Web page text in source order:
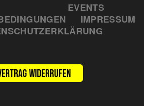
EVENTS
IMPRESSUM
widerrufen